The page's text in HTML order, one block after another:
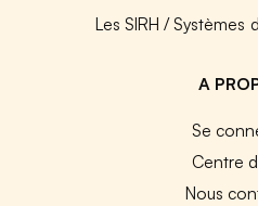
Les SIRH /
A
Se
Centre
Nous